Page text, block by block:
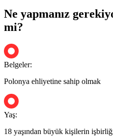
Ne yapmanız
mi?
Belgeler:
Polonya ehliyetine sahip olmak
Yaş:
18 yaşından büyük kişilerin